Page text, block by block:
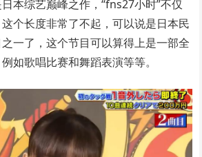
本综艺巅峰之作，“fns27小时”不仅
个长度非常了不起，可以说是日本民
一了，这个节目可以算得上是一部全
如歌唱比赛和舞蹈表演等等。